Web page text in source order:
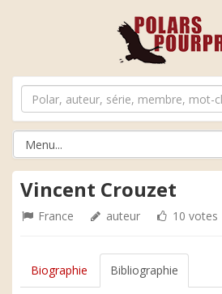
Vincent Crouzet
France auteur 10 votes
Biographie Bibliographie